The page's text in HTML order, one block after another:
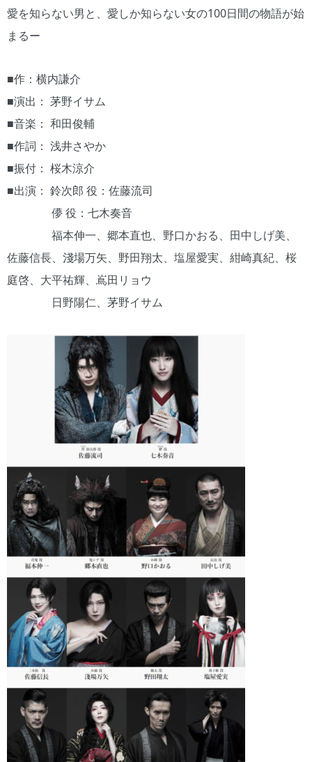
愛を知らない男と、愛しか知らない女の100日間の物語が始
まるー
■作：横内謙介
■演出： 茅野イサム
■音楽： 和田俊輔
■作詞： 浅井さやか
■振付： 桜木涼介
■出演： 鈴次郎 役：佐藤流司
儚 役：七木奏音
福本伸一、郷本直也、野口かおる、田中しげ美、
佐藤信長、淺場万矢、野田翔太、塩屋愛実、紺崎真紀、桜
庭啓、大平祐輝、嶌田リョウ
日野陽仁、茅野イサム